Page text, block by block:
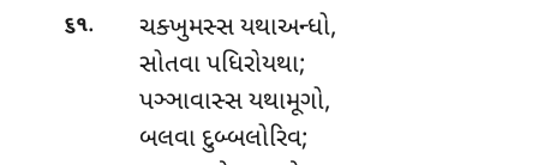
૬૧.
ચક્ખુમસ્સ યથાઅન્ધો,
સોતવા પધિરોયથા;
પઞ્ઞાવાસ્સ યથામૂગો,
બલવા દુબ્બલોરિવ;